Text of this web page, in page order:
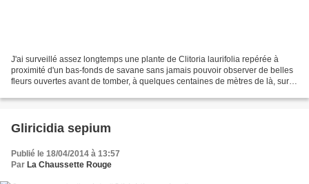
J'ai surveillé assez longtemps une plante de Clitoria laurifolia repérée à
proximité d'un bas-fonds de savane sans jamais pouvoir observer de belles
fleurs ouvertes avant de tomber, à quelques centaines de mètres de là, sur
Gliricidia sepium
Publié le 18/04/2014 à 13:57
Par La Chaussette Rouge